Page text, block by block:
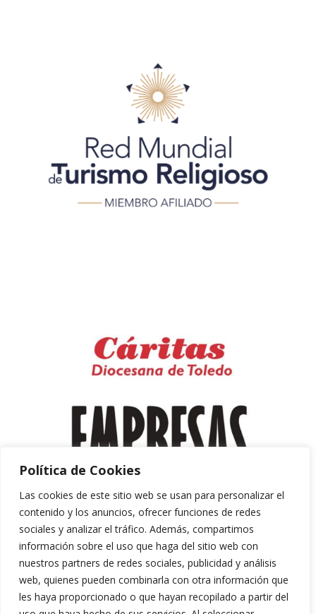
Política de Cookies
Las cookies de este sitio web se usan para personalizar el
contenido y los anuncios, ofrecer funciones de redes
sociales y analizar el tráfico. Además, compartimos
información sobre el uso que haga del sitio web con
nuestros partners de redes sociales, publicidad y análisis
web, quienes pueden combinarla con otra información que
les haya proporcionado o que hayan recopilado a partir del